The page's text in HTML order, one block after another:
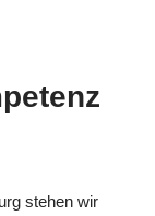
stehen wir